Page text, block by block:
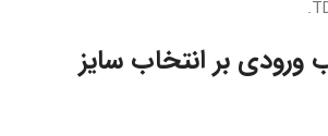
ورودی بر انتخاب سایز